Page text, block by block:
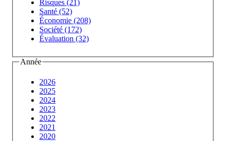
Risques (21)
Santé (52)
Économie (208)
Société (172)
Évaluation (32)
Année
2026
2025
2024
2023
2022
2021
2020